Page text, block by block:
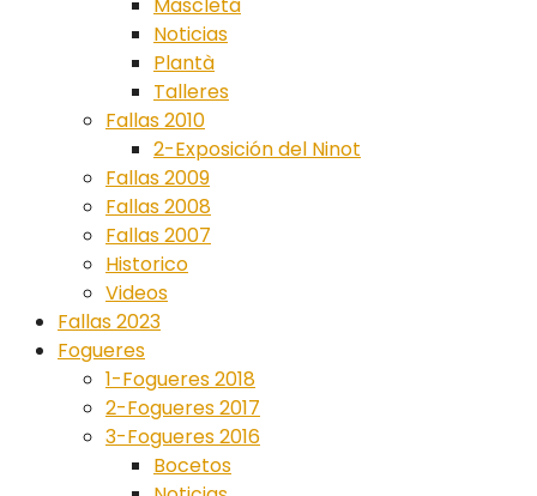
Noticias
Plantà
Talleres
Fallas 2010
2-Exposición del Ninot
Fallas 2009
Fallas 2008
Fallas 2007
Historico
Videos
Fallas 2023
Fogueres
1-Fogueres 2018
2-Fogueres 2017
3-Fogueres 2016
Bocetos